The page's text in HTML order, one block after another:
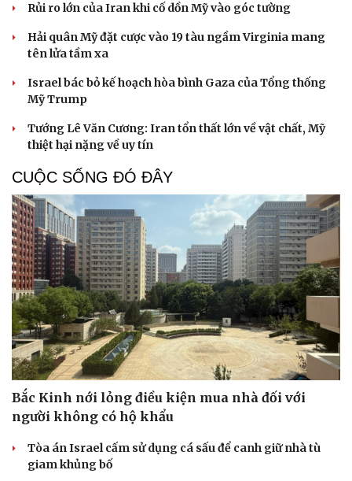
Rủi ro lớn của Iran khi cố dồn Mỹ vào góc tường
Hải quân Mỹ đặt cược vào 19 tàu ngầm Virginia mang
tên lửa tầm xa
Israel bác bỏ kế hoạch hòa bình Gaza của Tổng thống
Mỹ Trump
Tướng Lê Văn Cương: Iran tổn thất lớn về vật chất, Mỹ
thiệt hại nặng về uy tín
CUỘC SỐNG ĐÓ ĐÂY
Bắc Kinh nới lỏng điều kiện mua nhà đối với
người không có hộ khẩu
Tòa án Israel cấm sử dụng cá sấu để canh giữ nhà tù
giam khủng bố